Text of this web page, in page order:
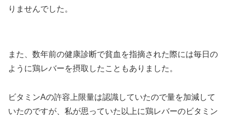
りませんでした。
また、数年前の健康診断で貧血を指摘された際には毎日の
ように鶏レバーを摂取したこともありました。
ビタミンAの許容上限量は認識していたので量を加減して
いたのですが、私が思っていた以上に鶏レバーのビタミン